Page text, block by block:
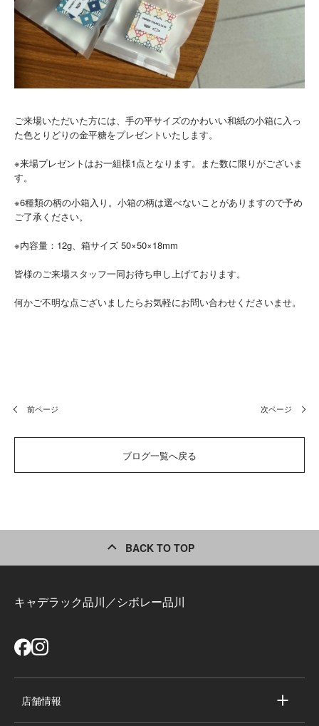
ご来場いただいた方には、手の平サイズのかわいい和紙の小箱に入っ
た色とりどりの金平糖をプレゼントいたします。
※来場プレゼントはお一組様1点となります。また数に限りがございま
す。
※6種類の柄の小箱入り。小箱の柄は選べないことがありますので予め
ご了承ください。
※内容量：12g、箱サイズ 50×50×18mm
皆様のご来場スタッフ一同お待ち申し上げております。
何かご不明な点ございましたらお気軽にお問い合わせくださいませ。
前ページ 次ページ
ブログ一覧へ戻る
BACK TO TOP
キャデラック品川／シボレー品川
店舗情報